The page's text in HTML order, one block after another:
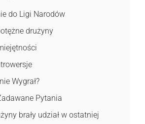
do Ligi Narodów
drużyny
Wygrał?
Pytania
brały udział w ostatniej